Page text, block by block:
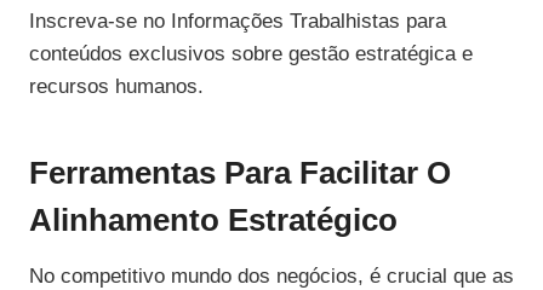
Inscreva-se no Informações Trabalhistas para
conteúdos exclusivos sobre gestão estratégica e
recursos humanos.
Ferramentas Para Facilitar O
Alinhamento Estratégico
No competitivo mundo dos negócios, é crucial que as